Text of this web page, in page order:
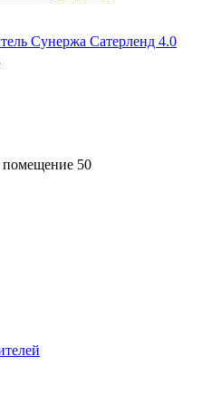
Сунержа Сатерленд 4.0
помещение 50